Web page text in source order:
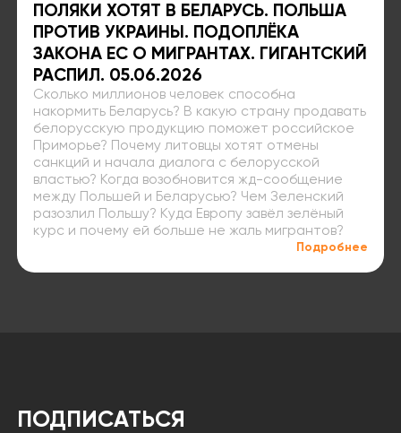
ПОЛЯКИ ХОТЯТ В БЕЛАРУСЬ. ПОЛЬША
ПРОТИВ УКРАИНЫ. ПОДОПЛЁКА
ЗАКОНА ЕС О МИГРАНТАХ. ГИГАНТСКИЙ
РАСПИЛ. 05.06.2026
Сколько миллионов человек способна
накормить Беларусь? В какую страну продавать
белорусскую продукцию поможет российское
Приморье? Почему литовцы хотят отмены
санкций и начала диалога с белорусской
властью? Когда возобновится жд-сообщение
между Польшей и Беларусью? Чем Зеленский
разозлил Польшу? Куда Европу завёл зелёный
курс и почему ей больше не жаль мигрантов?
Подробнее
ПОДПИСАТЬСЯ